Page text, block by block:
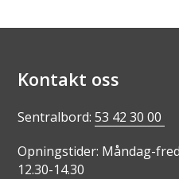
Kontakt oss
Sentralbord:53 42 30 00
Opningstider: Måndag-
12.30-14.30